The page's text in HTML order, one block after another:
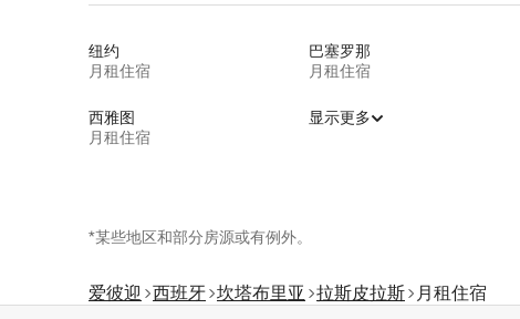
纽约
月租住宿
巴塞罗那
月租住宿
西雅图
月租住宿
显示更多
*某些地区和部分房源或有例外。
爱彼迎 西班牙 坎塔布里亚 拉斯皮拉斯 月租住宿